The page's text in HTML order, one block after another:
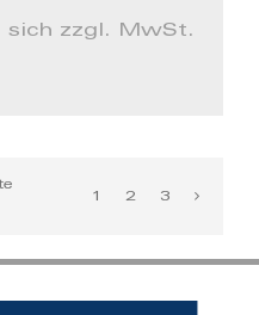
sich zzgl. MwSt.
1
2 3